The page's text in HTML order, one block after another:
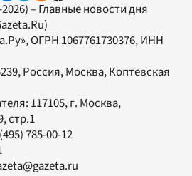
– Главные новости дня
, ОГРН 1067761730376, ИНН
Россия, Москва, Коптевская
117105, г. Москва,
стр.1
785-00-12